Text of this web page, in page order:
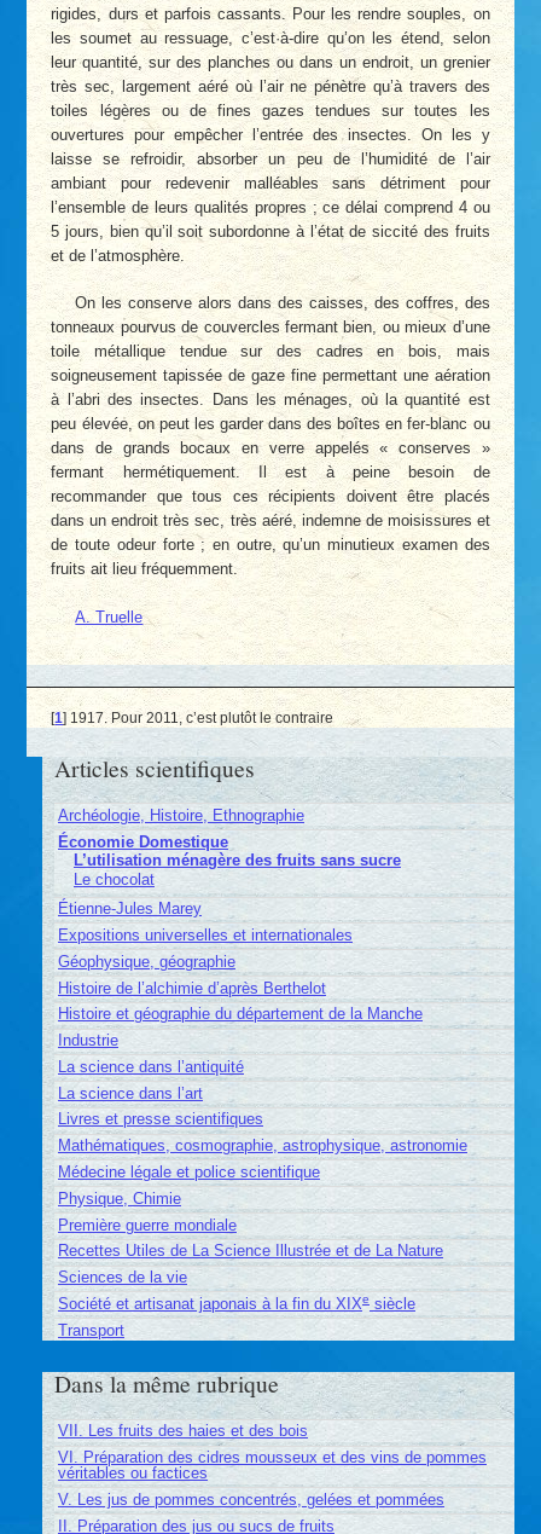
rigides, durs et parfois cassants. Pour les rendre souples, on
les soumet au ressuage, c’est·à-dire qu’on les étend, selon
leur quantité, sur des planches ou dans un endroit, un grenier
très sec, largement aéré où l’air ne pénètre qu’à travers des
toiles légères ou de fines gazes tendues sur toutes les
ouvertures pour empêcher l’entrée des insectes. On les y
laisse se refroidir, absorber un peu de l’humidité de l’air
ambiant pour redevenir malléables sans détriment pour
l’ensemble de leurs qualités propres ; ce délai comprend 4 ou
5 jours, bien qu’il soit subordonne à l’état de siccité des fruits
et de l’atmosphère.
On les conserve alors dans des caisses, des coffres, des
tonneaux pourvus de couvercles fermant bien, ou mieux d’une
toile métallique tendue sur des cadres en bois, mais
soigneusement tapissée de gaze fine permettant une aération
à l’abri des insectes. Dans les ménages, où la quantité est
peu élevée, on peut les garder dans des boîtes en fer-blanc ou
dans de grands bocaux en verre appelés « conserves »
fermant hermétiquement. Il est à peine besoin de
recommander que tous ces récipients doivent être placés
dans un endroit très sec, très aéré, indemne de moisissures et
de toute odeur forte ; en outre, qu’un minutieux examen des
fruits ait lieu fréquemment.
A. Truelle
[1] 1917. Pour 2011, c’est plutôt le contraire
Articles scientifiques
Archéologie, Histoire, Ethnographie
Économie Domestique
L’utilisation ménagère des fruits sans sucre
Le chocolat
Étienne-Jules Marey
Expositions universelles et internationales
Géophysique, géographie
Histoire de l’alchimie d’après Berthelot
Histoire et géographie du département de la Manche
Industrie
La science dans l’antiquité
La science dans l’art
Livres et presse scientifiques
Mathématiques, cosmographie, astrophysique, astronomie
Médecine légale et police scientifique
Physique, Chimie
Première guerre mondiale
Recettes Utiles de La Science Illustrée et de La Nature
Sciences de la vie
Société et artisanat japonais à la fin du XIXesiècle
Transport
Dans la même rubrique
VII. Les fruits des haies et des bois
VI. Préparation des cidres mousseux et des vins de pommes
véritables ou factices
V. Les jus de pommes concentrés, gelées et pommées
II. Préparation des jus ou sucs de fruits